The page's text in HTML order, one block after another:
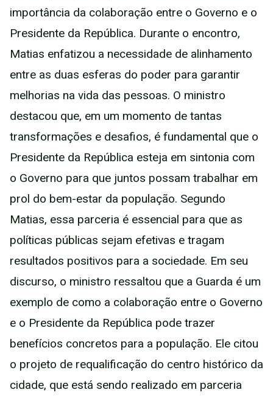
importância da colaboração entre o Governo e o
Presidente da República. Durante o encontro,
Matias enfatizou a necessidade de alinhamento
entre as duas esferas do poder para garantir
melhorias na vida das pessoas. O ministro
destacou que, em um momento de tantas
transformações e desafios, é fundamental que o
Presidente da República esteja em sintonia com
o Governo para que juntos possam trabalhar em
prol do bem-estar da população. Segundo
Matias, essa parceria é essencial para que as
políticas públicas sejam efetivas e tragam
resultados positivos para a sociedade. Em seu
discurso, o ministro ressaltou que a Guarda é um
exemplo de como a colaboração entre o Governo
e o Presidente da República pode trazer
benefícios concretos para a população. Ele citou
o projeto de requalificação do centro histórico da
cidade, que está sendo realizado em parceria